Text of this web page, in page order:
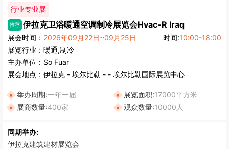
行业专业展
推荐 伊拉克卫浴暖通空调制冷展览会Hvac-R Iraq
展会时间： 2026年09月22日~09月25日 时间:10:00-18:00
展览行业： 暖通,制冷
主办单位： So Fuar
展会地点： 伊拉克 - 埃尔比勒 - - 埃尔比勒国际展览中心
举办周期:一年一届 展览面积:17000平方米
展商数量:400家 观众数量:10000人
同期举办:
伊拉克建筑建材展览会